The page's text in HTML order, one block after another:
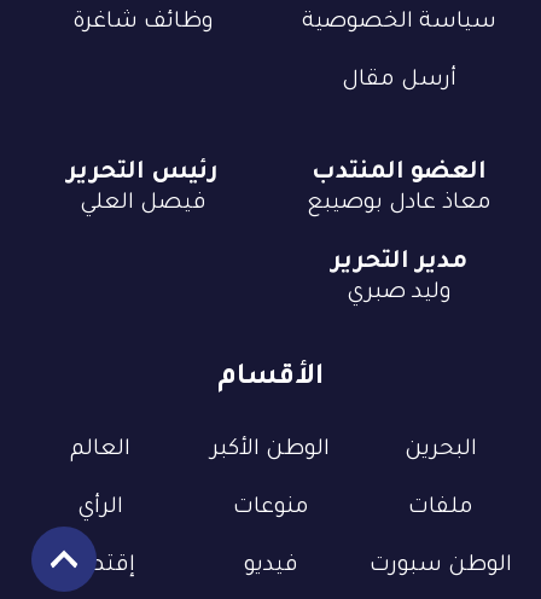
سياسة الخصوصية وظائف شاغرة
أرسل مقال
الأقسام
البحرين الوطن الأكبر العالم
ملفات منوعات الرأي
الوطن سبورت فيديو إقتصاد
العضو المنتدب
معاذ عادل بوصيبع
رئيس التحرير
فيصل العلي
مدير التحرير
وليد صبري